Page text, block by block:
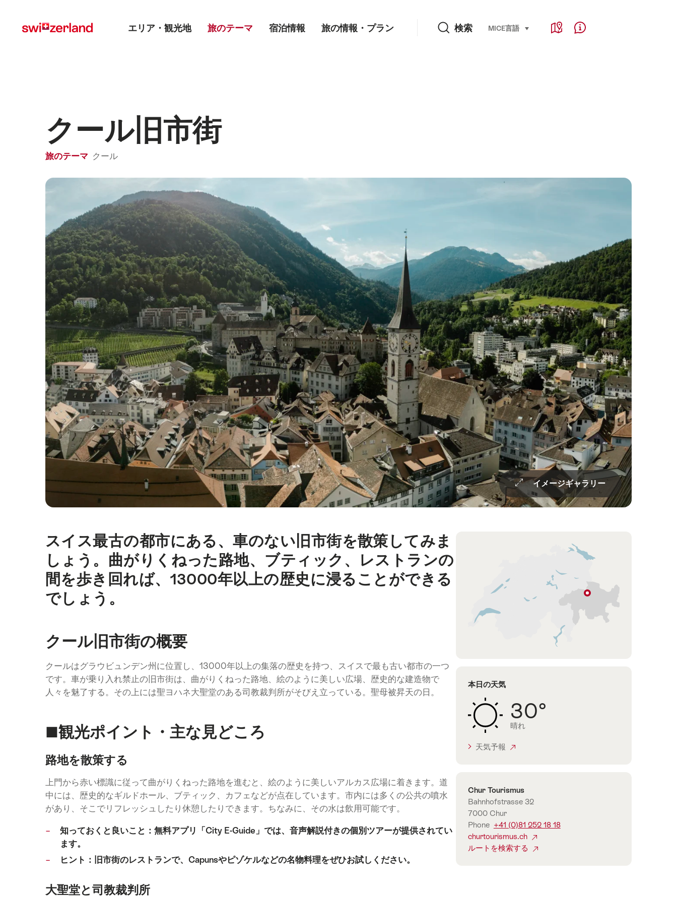
myswitzerland.com
エリア・観光地 旅のテーマ 宿泊情報 旅の情報・プラン 検索 Language, region and important links
MICE言語 select (click to display)
Map Help & Contact
クール旧市街
旅のテーマ クール
イメージギャラリー
Intro
スイス最古の都市にある、車のない旧市街を散策してみま
しょう。曲がりくねった路地、ブティック、レストランの
間を歩き回れば、13000年以上の歴史に浸ることができる
でしょう。
クール旧市街の概要
クールはグラウビュンデン州に位置し、13000年以上の集落の歴史を持つ、スイスで最も古い都市の一つ
です。車が乗り入れ禁止の旧市街は、曲がりくねった路地、絵のように美しい広場、歴史的な建造物で
人々を魅了する。その上には聖ヨハネ大聖堂のある司教裁判所がそびえ立っている。聖母被昇天の日。
■観光ポイント・主な見どころ
路地を散策する
上門から赤い標識に従って曲がりくねった路地を進むと、絵のように美しいアルカス広場に着きます。道
中には、歴史的なギルドホール、ブティック、カフェなどが点在しています。市内には多くの公共の噴水
があり、そこでリフレッシュしたり休憩したりできます。ちなみに、その水は飲用可能です。
知っておくと良いこと：無料アプリ「City E-Guide」では、音声解説付きの個別ツアーが提供されてい
ます。
ヒント：旧市街のレストランで、Capunsやピゾケルなどの名物料理をぜひお試しください。
大聖堂と司教裁判所
ー
本日の天気
30°
晴れ
天気予報
Contact
Chur Tourismus
Bahnhofstrasse 32
7000 Chur
Phone +41 (0)81 252 18 18
churtourismus.ch
ルートを検索する